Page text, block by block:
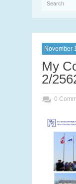
November
My
2/
0